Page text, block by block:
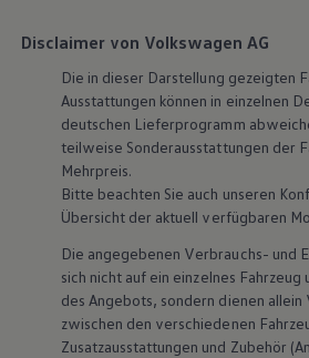
Disclaimer von Volkswagen AG
Die in dieser Darstellung gezeigten
Ausstattungen können in einzelnen
deutschen Lieferprogramm
teilweise Sonderausstattungen der
Mehrpreis.
Bitte beachten Sie auch unseren
Übersicht der aktuell verfügbaren
Die angegebenen Verbrauchs- und
sich nicht auf ein einzelnes
des Angebots, sondern dienen
zwischen den verschiedenen
Zusatzausstattungen und Zubehör